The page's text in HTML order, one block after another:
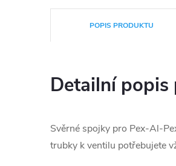
POPIS PRODUKTU
Detailní
Svěrné spojky pro Pex-Al-
trubky k ventilu potřebujete